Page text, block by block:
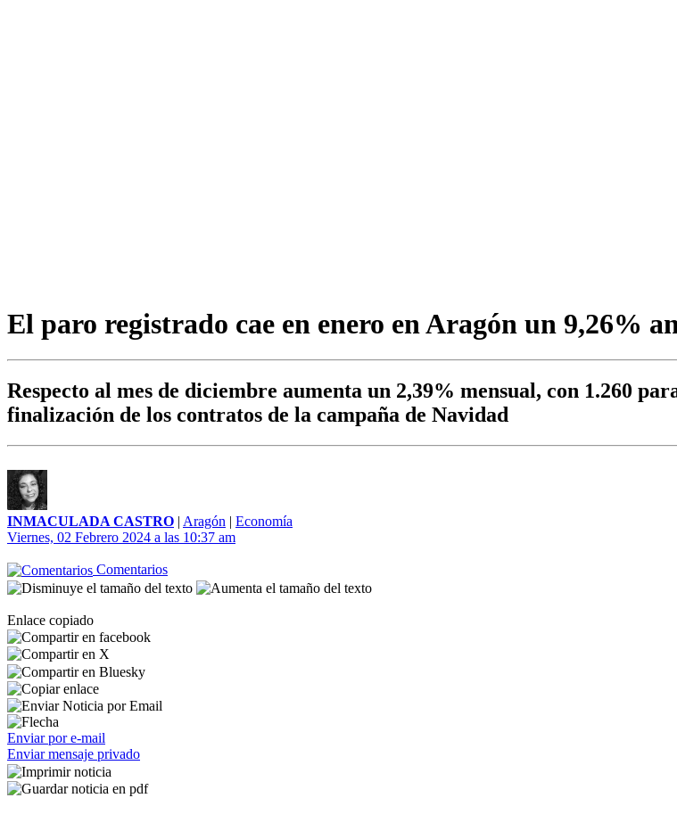
El paro registrado cae en enero en Aragón un 9,26%
Respecto al mes de diciembre aumenta un 2,39% mensual, con 1.260
finalización de los contratos de la campaña de Navidad
INMACULADA CASTRO | Aragón | Economía
Viernes, 02 Febrero 2024 a las 10:37 am
Comentarios
Enlace copiado
Enviar por e-mail
Enviar mensaje privado